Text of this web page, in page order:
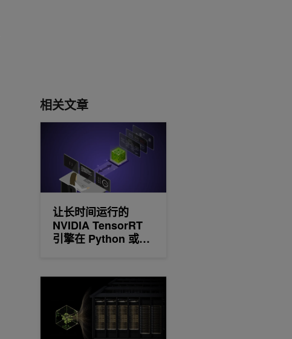
相关文章
让长时间运行的
NVIDIA TensorRT
引擎在 Python 或
让长时间运行的 NVIDIA TensorRT 引擎在 Python 或 C++ 中